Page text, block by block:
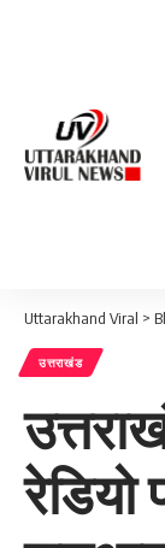
Uttarakhand Viral >
उत्तराखंड
रेडियो